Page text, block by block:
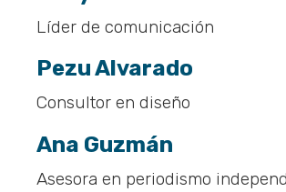
Líder de comunicación
Pezu Alvarado
Consultor en diseño
Ana Guzmán
Asesora en periodismo